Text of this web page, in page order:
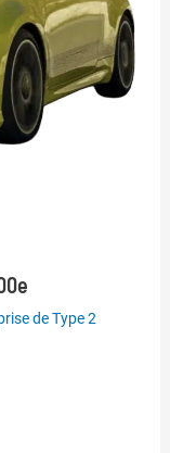
de Type 2